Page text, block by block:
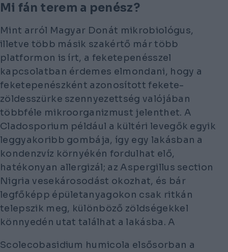
Mi fán terem a penész?
Mint arról Magyar Donát mikrobiológus,
illetve több másik szakértő már több
platformon is írt, a feketepenésszel
kapcsolatban érdemes elmondani, hogy a
feketepenészként azonosított fekete-
zöldesszürke szennyezettség valójában
többféle mikroorganizmust jelenthet. A
Cladosporium például a kültéri levegők egyik
leggyakoribb gombája, így egy lakásban a
kondenzvíz környékén fordulhat elő,
hatékonyan allergizál; az Aspergillus section
Nigria vesekárosodást okozhat, és bár
legfőképp épületanyagokon csak ritkán
telepszik meg, különböző zöldségekkel
könnyedén utat találhat a lakásba. A
Scolecobasidium humicola elsősorban a